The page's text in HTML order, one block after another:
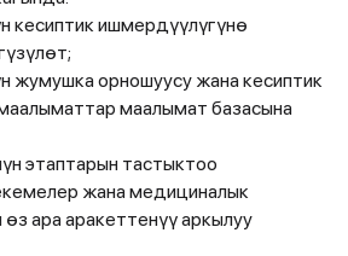
кесиптик ишмердүүлүгүнө
жумушка орношуусу жана кесиптик
маалымат базасына
этаптарын тастыктоо
жана медициналык
ара аракеттенүү аркылуу